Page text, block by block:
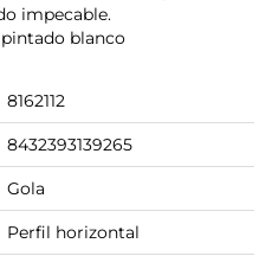
impecable.
blanco
8162112
8432393139265
Gola
Perfil horizontal